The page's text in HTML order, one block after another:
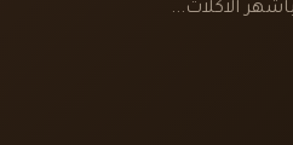
الاكلات...